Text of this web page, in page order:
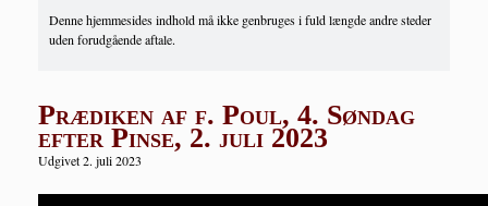
Denne hjemmesides indhold må ikke genbruges i fuld længde andre steder
uden forudgående aftale.
Prædiken af f. Poul, 4. Søndag
efter Pinse, 2. juli 2023
Udgivet 2. juli 2023